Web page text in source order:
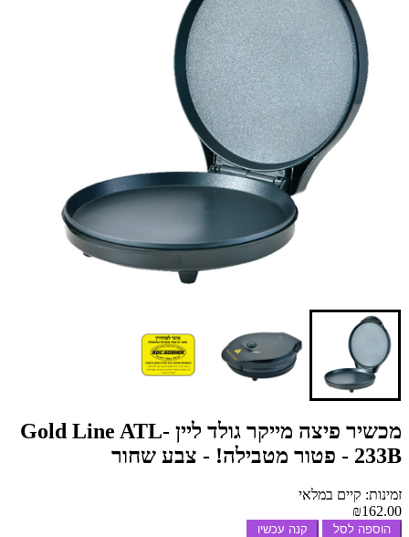
מכשיר פיצה מייקר גולד ליין Gold Line ATL-
233B - פטור מטבילה! - צבע שחור
זמינות: קיים במלאי
₪162.00
הוספה לסל קנה עכשיו